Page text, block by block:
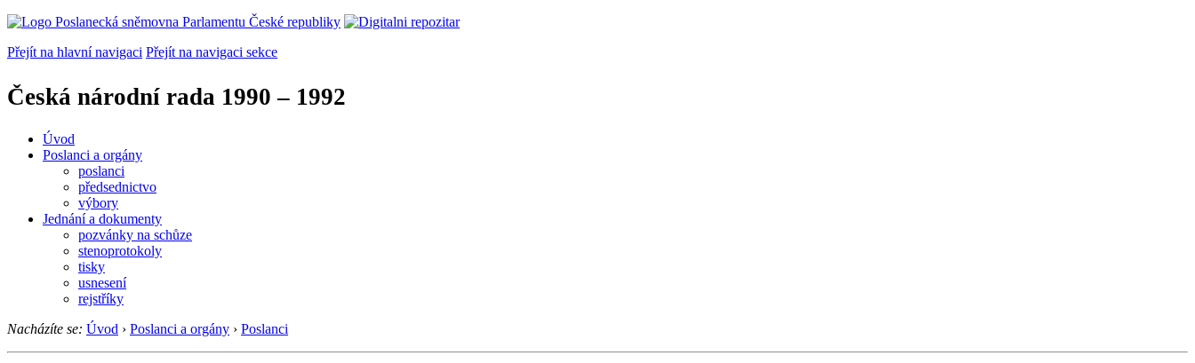
Přejít na hlavní navigaci Přejít na navigaci sekce
Česká národní rada 1990 – 1992
Úvod
Poslanci a orgány
poslanci
předsednictvo
výbory
Jednání a dokumenty
pozvánky na schůze
stenoprotokoly
tisky
usnesení
rejstříky
Nacházíte se: Úvod › Poslanci a orgány › Poslanci